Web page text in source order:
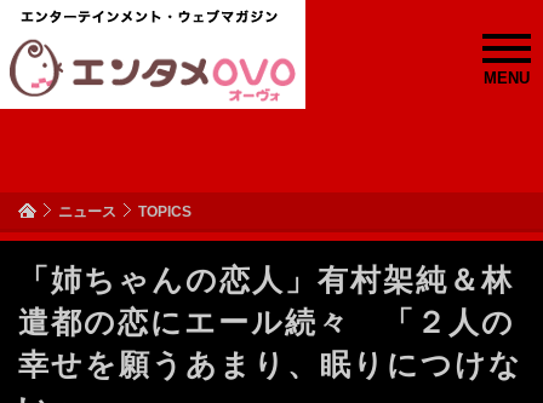
MENU
ニュース TOPICS
「姉ちゃんの恋人」有村架純＆林
遣都の恋にエール続々 「２人の
幸せを願うあまり、眠りにつけな